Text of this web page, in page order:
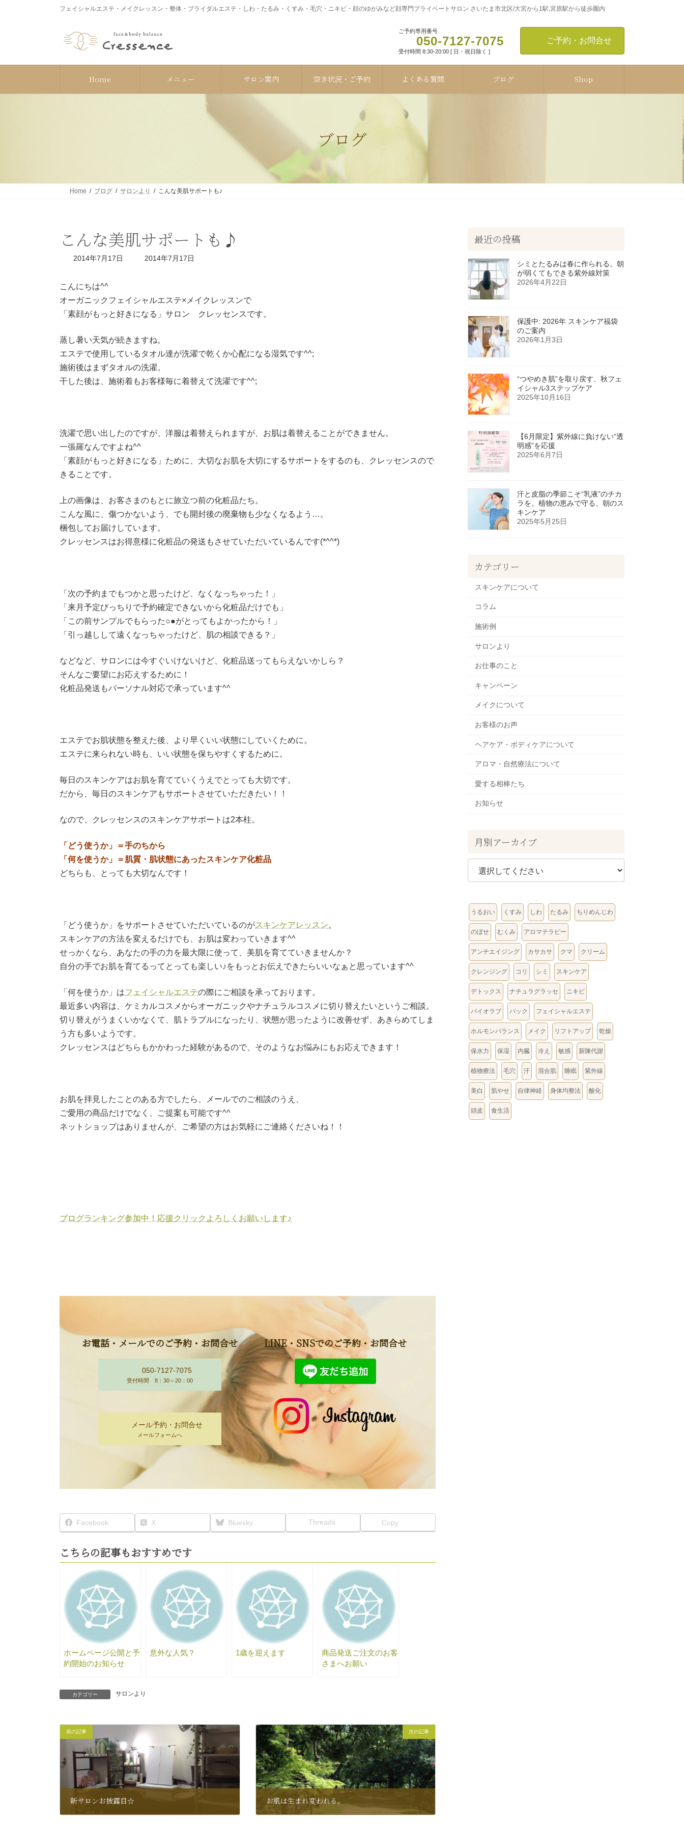
フェイシャルエステ・メイクレッスン・整体・ブライダルエステ・しわ・たるみ・くすみ・毛穴・ニキビ・顔のゆがみなど顔専門プライベートサロン さいたま市北区/大宮から1駅,宮原駅から徒歩圏内
ご予約専用番号
050-7127-7075
受付時間 8:30-20:00 [ 日・祝日除く ]
ご予約・お問合せ
Home メニュー サロン案内 空き状況・ご予約 よくある質問 ブログ Shop
ブログ
Home ブログ サロンより こんな美肌サポートも♪
こんな美肌サポートも♪
2014年7月17日
最
時
:
2014年7月17日
こんにちは^^
オーガニックフェイシャルエステ×メイクレッスンで
「素顔がもっと好きになる」サロン クレッセンスです。
蒸し暑い天気が続きますね。
エステで使用しているタオル達が洗濯で乾くか心配になる湿気です^^;
施術後はまずタオルの洗濯。
干した後は、施術着もお客様毎に着替えて洗濯です^^;
洗濯で思い出したのですが、洋服は着替えられますが、お肌は着替えることができません。
一張羅なんですよね^^
「素顔がもっと好きになる」ために、大切なお肌を大切にするサポートをするのも、クレッセンスので
きることです。
上の画像は、お客さまのもとに旅立つ前の化粧品たち。
こんな風に、傷つかないよう、でも開封後の廃棄物も少なくなるよう…。
梱包してお届けしています。
クレッセンスはお得意様に化粧品の発送もさせていただいているんです(*^^*)
「次の予約までもつかと思ったけど、なくなっちゃった！」
「来月予定びっちりで予約確定できないから化粧品だけでも」
「この前サンプルでもらった○●がとってもよかったから！」
「引っ越しして遠くなっちゃったけど、肌の相談できる？」
などなど、サロンには今すぐいけないけど、化粧品送ってもらえないかしら？
そんなご要望にお応えするために！
化粧品発送もパーソナル対応で承っています^^
エステでお肌状態を整えた後、より早くいい状態にしていくために。
エステに来られない時も、いい状態を保ちやすくするために。
毎日のスキンケアはお肌を育てていくうえでとっても大切です。
だから、毎日のスキンケアもサポートさせていただきたい！！
なので、クレッセンスのスキンケアサポートは2本柱。
「どう使うか」＝手のちから
「何を使うか」＝肌質・肌状態にあったスキンケア化粧品
どちらも、とっても大切なんです！
「どう使うか」をサポートさせていただいているのがスキンケアレッスン。
スキンケアの方法を変えるだけでも、お肌は変わっていきます^^
せっかくなら、あなたの手の力を最大限に使って、美肌を育てていきませんか？
自分の手でお肌を育てるってとっても楽しい♪をもっとお伝えできたらいいなぁと思っています^^
「何を使うか」はフェイシャルエステの際にご相談を承っております。
最近多い内容は、ケミカルコスメからオーガニックやナチュラルコスメに切り替えたいというご相談。
切り替えがうまくいかなくて、肌トラブルになったり、状態が思ったように改善せず、あきらめてしま
う方も多いようです。
クレッセンスはどちらもかかわった経験があるので、そのようなお悩みにもお応えできます！
お肌を拝見したことのある方でしたら、メールでのご相談のうえ、
ご愛用の商品だけでなく、ご提案も可能です^^
ネットショップはありませんが、ご希望の方はお気軽にご連絡くださいね！！
ブログランキング参加中！応援クリックよろしくお願いします♪
お電話・メールでのご予約・お問合せ
050-7127-7075
受付時間 8：30～20：00
メール予約・お問合せ
メールフォームへ
LINE・SNSでのご予約・お問合せ
Facebook X Bluesky Threads Copy
こちらの記事もおすすめです
ホームページ公開と予
約開始のお知らせ
意外な人気？ 1歳を迎えます
商品発送ご注文のお客
さまへお願い
カテゴリー サロンより
前の記事
新サロンお披露目☆
次の記事
お肌は生まれ変われる。
最近の投稿
シミとたるみは春に作られる。朝
が弱くてもできる紫外線対策
2026年4月22日
保護中: 2026年 スキンケア福袋
のご案内
2026年1月3日
“つやめき肌”を取り戻す、秋フェ
イシャル3ステップケア
2025年10月16日
【6月限定】紫外線に負けない“透
明感”を応援
2025年6月7日
汗と皮脂の季節こそ“乳液”のチカ
ラを。植物の恵みで守る、朝のス
キンケア
2025年5月25日
カテゴリー
スキンケアについて
コラム
施術例
サロンより
お仕事のこと
キャンペーン
メイクについて
お客様のお声
ヘアケア・ボディケアについて
アロマ・自然療法について
愛する相棒たち
お知らせ
月別アーカイブ
うるおい くすみ しわ たるみ ちりめんじわ
のぼせ むくみ アロマテラピー
アンチエイジング カサカサ クマ クリーム
クレンジング コリ シミ スキンケア
デトックス ナチュラグラッセ ニキビ
バイオラブ パック フェイシャルエステ
ホルモンバランス メイク リフトアップ 乾燥
保水力 保湿 内臓 冷え 敏感 新陳代謝
植物療法 毛穴 汗 混合肌 睡眠 紫外線
美白 肌やせ 自律神経 身体均整法 酸化
頭皮 食生活